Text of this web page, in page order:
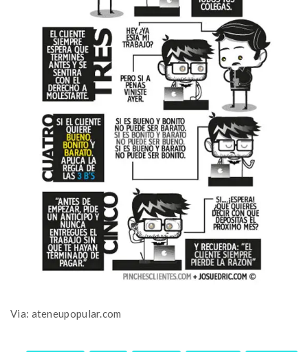
Via: ateneupopular.com